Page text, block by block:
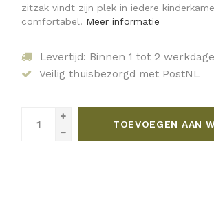
zitzak vindt zijn plek in iedere
comfortabel! Meer informatie
Levertijd: Binnen 1 tot 2
Veilig thuisbezorgd met PostNL
TOEVOEGEN AAN